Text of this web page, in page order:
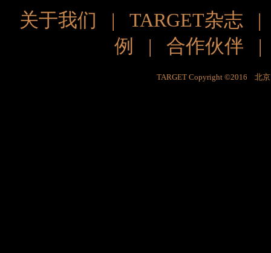
关于我们 | TARGET杂志
例
| 合作伙伴
TARGET Copyright ©2016 北